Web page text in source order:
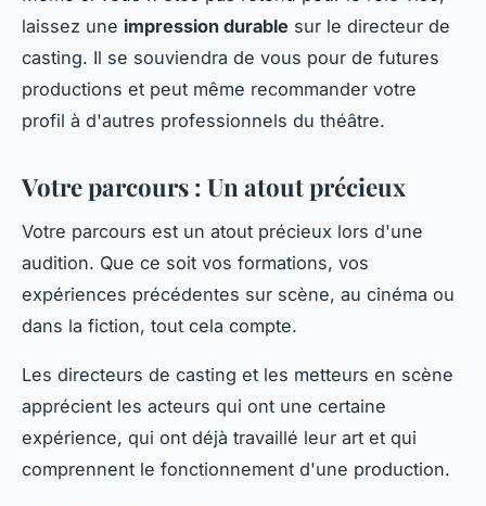
laissez une impression durable sur le directeur de
casting. Il se souviendra de vous pour de futures
productions et peut même recommander votre
profil à d'autres professionnels du théâtre.
Votre parcours : Un atout précieux
Votre parcours est un atout précieux lors d'une
audition. Que ce soit vos formations, vos
expériences précédentes sur scène, au cinéma ou
dans la fiction, tout cela compte.
Les directeurs de casting et les metteurs en scène
apprécient les acteurs qui ont une certaine
expérience, qui ont déjà travaillé leur art et qui
comprennent le fonctionnement d'une production.